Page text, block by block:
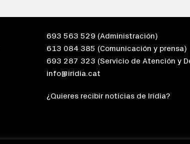
693 563 529 (Administración)
613 084 385 (Comunicación y prensa)
693 287 323 (Servicio de Atención y
info@iridia.cat
¿Quieres recibir notícias de Irídia?